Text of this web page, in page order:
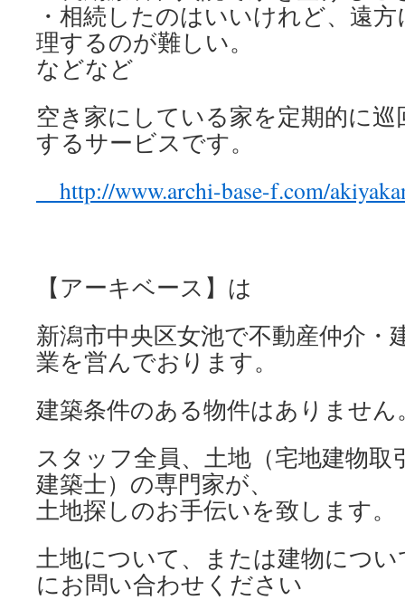
・相続したのはいいけれど、遠
理するのが難しい。
などなど
空き家にしている家を定期的に
するサービスです。
http://www.archi-base-f.com/
【アーキベース】は
新潟市中央区女池で不動産仲介・
業を営んでおります。
建築条件のある物件はありません
スタッフ全員、土地（宅地建物取
建築士）の専門家が、
土地探しのお手伝いを致します。
土地について、または建物につ
にお問い合わせください